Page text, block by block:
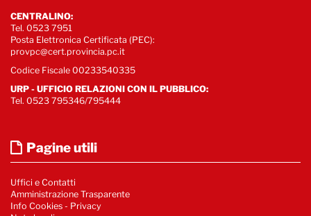
CENTRALINO:
Tel. 0523 7951
Posta Elettronica Certificata (PEC):
provpc@cert.provincia.pc.it
Codice Fiscale 00233540335
URP - UFFICIO RELAZIONI CON IL PUBBLICO:
Tel. 0523 795346/795444
Pagine utili
Uffici e Contatti
Amministrazione Trasparente
Info Cookies - Privacy